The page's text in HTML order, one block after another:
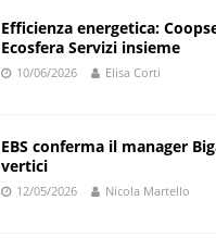
Efficienza energetica:
Ecosfera Servizi insieme
10/06/2026 Elisa Corti
EBS conferma il manager
vertici
12/05/2026 Nicola Martello